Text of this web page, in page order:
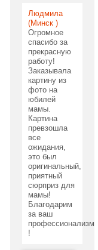
Людмила
(Минск )
Огромное
спасибо за
прекрасную
работу!
Заказывала
картину из
фото на
юбилей
мамы.
Картина
превзошла
все
ожидания,
это был
оригинальный,
приятный
сюрприз для
мамы!
Благодарим
за ваш
профессионализм
!